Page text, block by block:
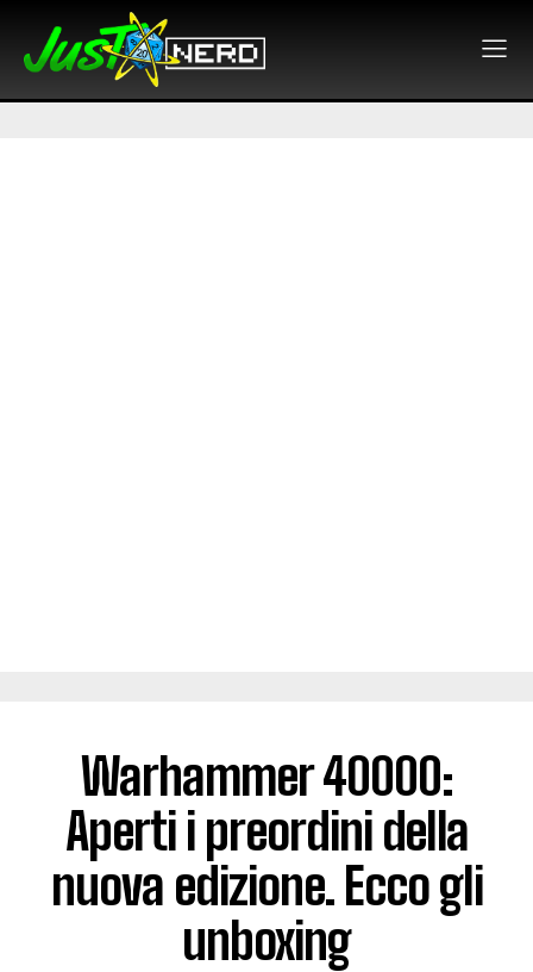
Warhammer 40000:
Aperti i preordini della
nuova edizione. Ecco gli
unboxing